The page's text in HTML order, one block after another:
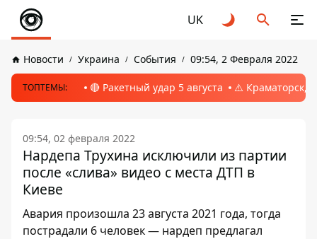
UK
Новости Украина События 09:54, 2 Февраля 2022
ТОПТЕМЫ: 🔴 Ракетный удар 5 августа ⚠️ Краматорск,
09:54, 02 февраля 2022
Нардепа Трухина исключили из партии
после «слива» видео с места ДТП в
Киеве
Авария произошла 23 августа 2021 года, тогда
пострадали 6 человек — нардеп предлагал